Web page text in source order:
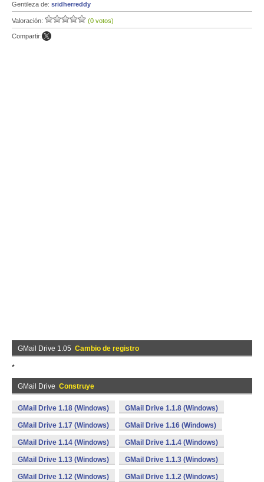
Gentileza de: sridherreddy
Valoración: (0 votos)
Compartir:
GMail Drive 1.05 Cambio de registro
*
GMail Drive Construye
GMail Drive 1.18 (Windows) GMail Drive 1.1.8 (Windows)
GMail Drive 1.17 (Windows) GMail Drive 1.16 (Windows)
GMail Drive 1.14 (Windows) GMail Drive 1.1.4 (Windows)
GMail Drive 1.13 (Windows) GMail Drive 1.1.3 (Windows)
GMail Drive 1.12 (Windows) GMail Drive 1.1.2 (Windows)